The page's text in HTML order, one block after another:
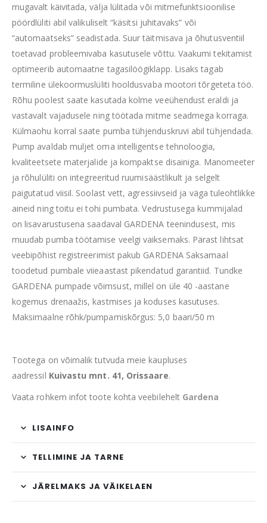
mugavalt käivitada, välja lülitada või mitmefunktsioonilise
pöördlüliti abil valikuliselt “käsitsi juhitavaks” või
“automaatseks” seadistada. Suur täitmisava ja õhutusventiil
toetavad probleemivaba kasutusele võttu. Vaakumi tekitamist
optimeerib automaatne tagasilöögiklapp. Lisaks tagab
termiline ülekoormuslüliti hooldusvaba mootori tõrgeteta töö.
Rõhu poolest saate kasutada kolme veeühendust eraldi ja
vastavalt vajadusele ning töötada mitme seadmega korraga.
Külmaohu korral saate pumba tühjenduskruvi abil tühjendada.
Pump avaldab muljet oma intelligentse tehnoloogia,
kvaliteetsete materjalide ja kompaktse disainiga. Manomeeter
ja rõhulüliti on integreeritud ruumisäästlikult ja selgelt
paigutatud viisil. Soolast vett, agressiivseid ja väga tuleohtlikke
aineid ning toitu ei tohi pumbata. Vedrustusega kummijalad
on lisavarustusena saadaval GARDENA teenindusest, mis
muudab pumba töötamise veelgi vaiksemaks. Pärast lihtsat
veebipõhist registreerimist pakub GARDENA Saksamaal
toodetud pumbale viieaastast pikendatud garantiid. Tundke
GARDENA pumpade võimsust, millel on üle 40 -aastane
kogemus drenaažis, kastmises ja koduses kasutuses.
Maksimaalne rõhk/pumpamiskõrgus: 5,0 baari/50 m
Tootega on võimalik tutvuda meie kaupluses
aadressil Kuivastu mnt. 41, Orissaare.
Vaata rohkem infot toote kohta veebilehelt Gardena
LISAINFO
TELLIMINE JA TARNE
JÄRELMAKS JA VÄIKELAEN